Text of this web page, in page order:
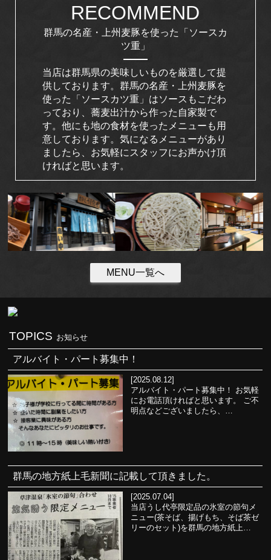
RECOMMEND
群馬の名産・上州麦豚を使った「ソースカ
ツ重」
当店は群馬県の美味しいものを厳選して提
供しております。群馬の名産・上州麦豚を
使った「ソースカツ重」はソースもこだわ
っており、蕎麦出汁から作った自家製で
す。他にも地の食材を使ったメニューも用
意しております。気になるメニューがあり
ましたら、お気軽にスタッフにお声かけ頂
ければと思います。
MENU一覧へ
TOPICS お知らせ
アルバイト・パート募集中！
[2025.08.12]
アルバイト・パート募集中！ お気軽
にお電話頂ければと思います。 ご不
明点などございましたら、…
群馬の地方紙上毛新聞に記載して頂きました。
[2025.07.04]
当店うし代亭限定品の氷室の節句メ
ニュー(茶そば、揚げもち、そば茶ゼ
リーのセット)を群馬の地方紙上…